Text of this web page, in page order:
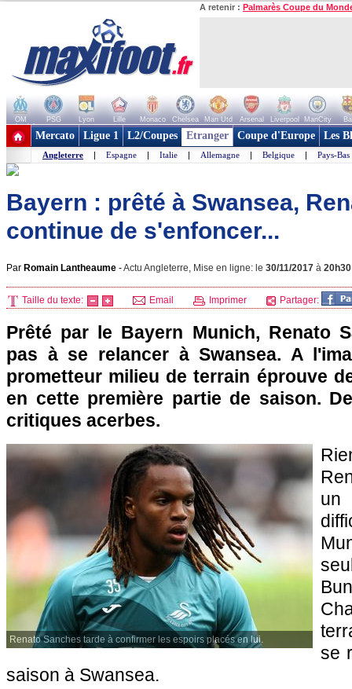
A retenir : Palmarès Coupe du
OM PSG Lyon Lille Monaco Chelsea Man Utd Arsenal Liverpool ManCity
+ de clubs
Mercato Ligue 1 L2/Coupes Etranger Coupe d'Europe Les
Angleterre | Espagne | Italie | Allemagne | Belgique | Pays-Bas
Bayern : prêté à Swansea,
continue de s'enfoncer...
Par Romain Lantheaume -Actu Angleterre, Mise en ligne: le 30/11/2017 à 20h30
Taille du texte: Email Imprimer Partager:
Prêté par le Bayern Munich, Renato
pas à se relancer à Swansea. A
prometteur milieu de terrain éprouve
en cette première partie de saison.
critiques acerbes.
Renato Sanches tarde à confirmer les espoirs placés en lui.
un
se
saison à Swansea.